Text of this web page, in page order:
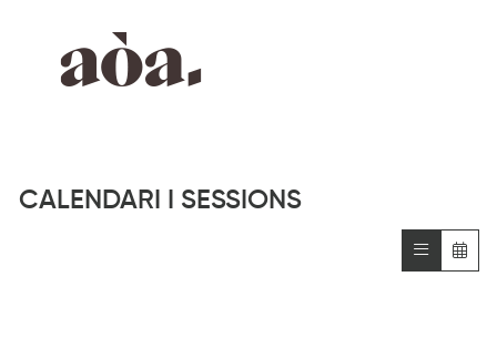
CALENDARI I SESSIONS